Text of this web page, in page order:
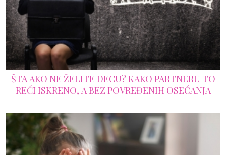
ŠTA AKO NE ŽELITE DECU? KAKO PARTNERU TO
REĆI ISKRENO, A BEZ POVREĐENIH OSEĆANJA